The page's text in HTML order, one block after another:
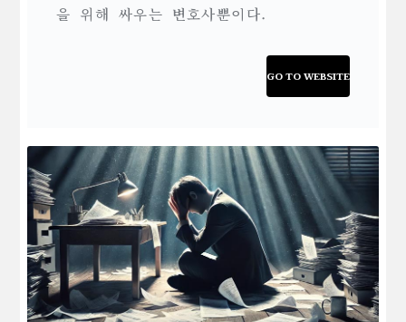
을 위해 싸우는 변호사뿐이다.
GO TO WEBSITE